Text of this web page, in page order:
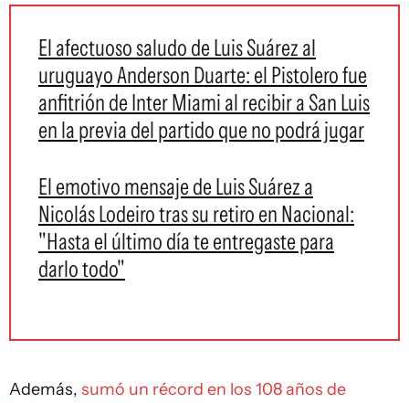
El afectuoso saludo de Luis Suárez al
uruguayo Anderson Duarte: el Pistolero fue
anfitrión de Inter Miami al recibir a San Luis
en la previa del partido que no podrá jugar
El emotivo mensaje de Luis Suárez a
Nicolás Lodeiro tras su retiro en Nacional:
"Hasta el último día te entregaste para
darlo todo"
Además, sumó un récord en los 108 años de